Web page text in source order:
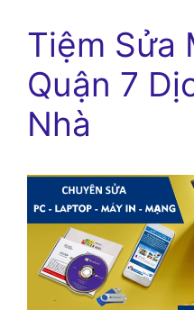
Tiệm Sửa
Quận 7
Nhà